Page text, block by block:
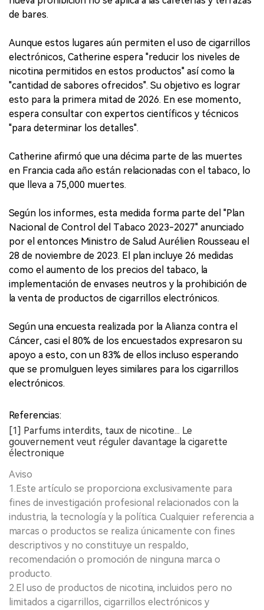
de bares.
Aunque estos lugares aún permiten el uso de cigarrillos
electrónicos, Catherine espera "reducir los niveles de
nicotina permitidos en estos productos" así como la
"cantidad de sabores ofrecidos". Su objetivo es lograr
esto para la primera mitad de 2026. En ese momento,
espera consultar con expertos científicos y técnicos
"para determinar los detalles".
Catherine afirmó que una décima parte de las muertes
en Francia cada año están relacionadas con el tabaco, lo
que lleva a 75,000 muertes.
Según los informes, esta medida forma parte del "Plan
Nacional de Control del Tabaco 2023-2027" anunciado
por el entonces Ministro de Salud Aurélien Rousseau el
28 de noviembre de 2023. El plan incluye 26 medidas
como el aumento de los precios del tabaco, la
implementación de envases neutros y la prohibición de
la venta de productos de cigarrillos electrónicos.
Según una encuesta realizada por la Alianza contra el
Cáncer, casi el 80% de los encuestados expresaron su
apoyo a esto, con un 83% de ellos incluso esperando
que se promulguen leyes similares para los cigarrillos
electrónicos.
Referencias:
[1] Parfums interdits, taux de nicotine... Le
gouvernement veut réguler davantage la cigarette
électronique
Aviso
1.Este artículo se proporciona exclusivamente para
fines de investigación profesional relacionados con la
industria, la tecnología y la política. Cualquier referencia a
marcas o productos se realiza únicamente con fines
descriptivos y no constituye un respaldo,
recomendación o promoción de ninguna marca o
producto.
2.El uso de productos de nicotina, incluidos pero no
limitados a cigarrillos, cigarrillos electrónicos y